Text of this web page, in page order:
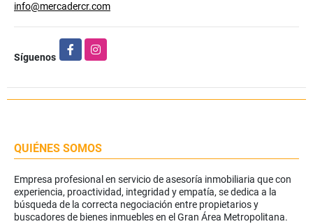
info@mercadercr.com
Síguenos
FacebookInstagram
QUIÉNES SOMOS
Empresa profesional en servicio de asesoría inmobiliaria que con
experiencia, proactividad, integridad y empatía, se dedica a la
búsqueda de la correcta negociación entre propietarios y
buscadores de bienes inmuebles en el Gran Área Metropolitana.